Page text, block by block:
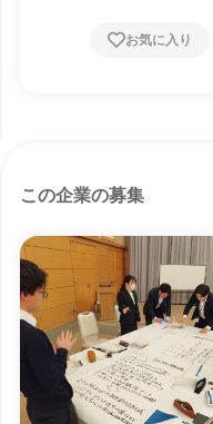
お気に入り
この企業の募集